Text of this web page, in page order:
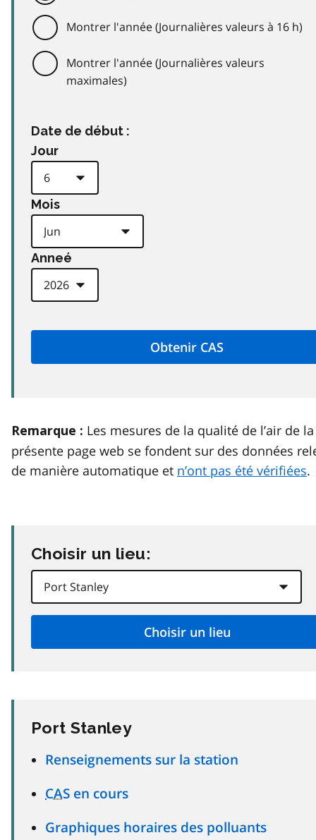
Montrer l'année (Journalières valeurs à 16 h)
Montrer l'année (Journalières valeurs
maximales)
Date de début :
Jour
Mois
Anneé
Remarque : Les mesures de la qualité de l’air de la
présente page web se fondent sur des données
de manière automatique et n’ont pas été vérifiées.
Choisir un lieu:
Port Stanley
Renseignements sur la station
CAS en cours
Graphiques horaires des polluants